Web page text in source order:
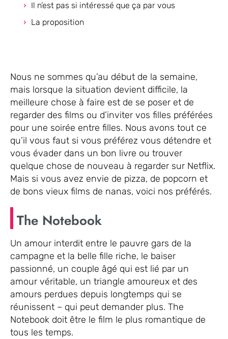
Il n’est pas si intéressé que ça par vous
La proposition
Nous ne sommes qu’au début de la semaine,
mais lorsque la situation devient difficile, la
meilleure chose à faire est de se poser et de
regarder des films ou d’inviter vos filles préférées
pour une soirée entre filles. Nous avons tout ce
qu’il vous faut si vous préférez vous détendre et
vous évader dans un bon livre ou trouver
quelque chose de nouveau à regarder sur Netflix.
Mais si vous avez envie de pizza, de popcorn et
de bons vieux films de nanas, voici nos préférés.
The Notebook
Un amour interdit entre le pauvre gars de la
campagne et la belle fille riche, le baiser
passionné, un couple âgé qui est lié par un
amour véritable, un triangle amoureux et des
amours perdues depuis longtemps qui se
réunissent – qui peut demander plus. The
Notebook doit être le film le plus romantique de
tous les temps.